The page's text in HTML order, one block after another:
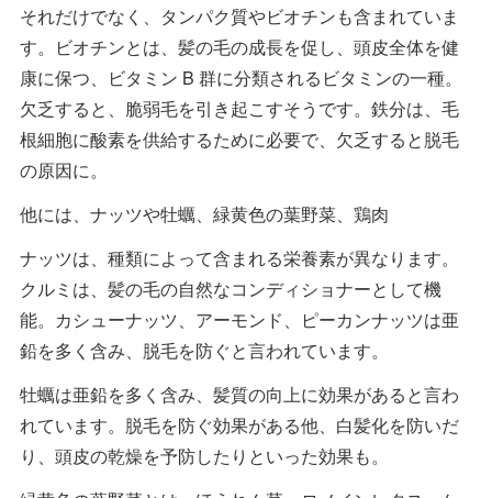
それだけでなく、タンパク質やビオチンも含まれていま
す。ビオチンとは、髪の毛の成長を促し、頭皮全体を健
康に保つ、ビタミン B 群に分類されるビタミンの一種。
欠乏すると、脆弱毛を引き起こすそうです。鉄分は、毛
根細胞に酸素を供給するために必要で、欠乏すると脱毛
の原因に。
他には、ナッツや牡蠣、緑黄色の葉野菜、鶏肉
ナッツは、種類によって含まれる栄養素が異なります。
クルミは、髪の毛の自然なコンディショナーとして機
能。カシューナッツ、アーモンド、ピーカンナッツは亜
鉛を多く含み、脱毛を防ぐと言われています。
牡蠣は亜鉛を多く含み、髪質の向上に効果があると言わ
れています。脱毛を防ぐ効果がある他、白髪化を防いだ
り、頭皮の乾燥を予防したりといった効果も。